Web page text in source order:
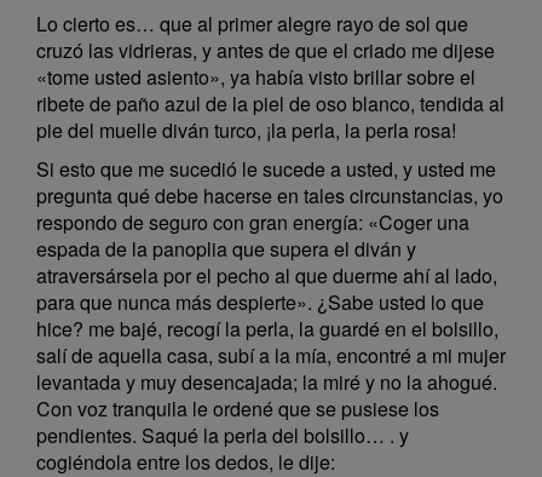
Lo cierto es… que al primer alegre rayo de sol que
cruzó las vidrieras, y antes de que el criado me dijese
«tome usted asiento», ya había visto brillar sobre el
ribete de paño azul de la piel de oso blanco, tendida al
pie del muelle diván turco, ¡la perla, la perla rosa!
Si esto que me sucedió le sucede a usted, y usted me
pregunta qué debe hacerse en tales circunstancias, yo
respondo de seguro con gran energía: «Coger una
espada de la panoplia que supera el diván y
atraversársela por el pecho al que duerme ahí al lado,
para que nunca más despierte». ¿Sabe usted lo que
hice? me bajé, recogí la perla, la guardé en el bolsillo,
salí de aquella casa, subí a la mía, encontré a mi mujer
levantada y muy desencajada; la miré y no la ahogué.
Con voz tranquila le ordené que se pusiese los
pendientes. Saqué la perla del bolsillo… . y
cogiéndola entre los dedos, le dije: